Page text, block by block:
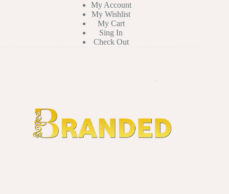
My Account
My Wishlist
My Cart
Sing In
Check Out